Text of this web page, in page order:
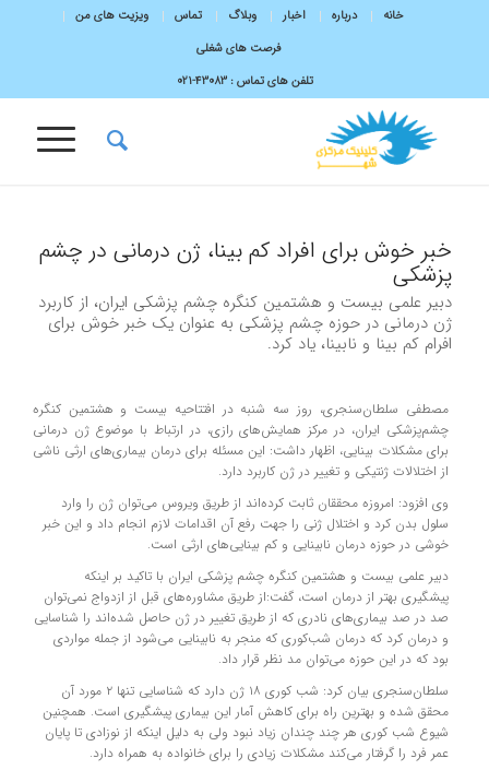
خانه درباره اخبار وبلاگ تماس
ویزیت های من
فرصت های شغلی
تلفن های تماس :43083-۰۲۱
خبر خوش برای افراد کم بینا، ژن درمانی در چشم
پزشکی
دبیر علمی بیست و هشتمین کنگره چشم پزشکی ایران، از کاربرد
ژن درمانی در حوزه چشم پزشکی به عنوان یک خبر خوش برای
افرام کم بینا و نابینا، یاد کرد.
مصطفی سلطان‌سنجری، روز سه شنبه در افتتاحیه بیست و هشتمین کنگره
چشم‌پزشکی ایران، در مرکز همایش‌های رازی، در ارتباط با موضوع ژن درمانی
برای مشکلات بینایی، اظهار داشت: این مسئله برای درمان بیماری‌های ارثی ناشی
از اختلالات ژنتیکی و تغییر در ژن کاربرد دارد.
وی افزود: امروزه محققان ثابت کرده‌اند از طریق ویروس می‌توان ژن را وارد
سلول بدن کرد و اختلال ژنی را جهت رفع آن اقدامات لازم انجام داد و این خبر
خوشی در حوزه درمان نابینایی و کم بینایی‌های ارثی است.
دبیر علمی بیست و هشتمین کنگره چشم پزشکی ایران با تاکید بر اینکه
پیشگیری بهتر از درمان است، گفت:‌از طریق مشاوره‌های قبل از ازدواج نمی‌توان
صد در صد بیماری‌های نادری که از طریق تغییر در ژن حاصل شده‌اند را شناسایی
و درمان کرد که درمان شب‌کوری که منجر به نابینایی می‌شود از جمله مواردی
بود که در این حوزه می‌توان مد نظر قرار داد.
سلطان‌سنجری بیان کرد: شب کوری ۱۸ ژن دارد که شناسایی تنها ۲ مورد آن
محقق شده و بهترین راه برای کاهش آمار این بیماری پیشگیری است. همچنین
شیوع شب کوری هر چند چندان زیاد نبود ولی به دلیل اینکه از نوزادی تا پایان
عمر فرد را گرفتار می‌کند مشکلات زیادی را برای خانواده به همراه دارد.